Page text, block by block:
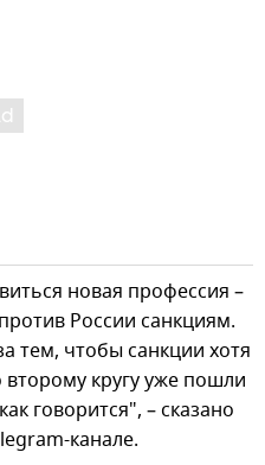
новая профессия –
России санкциям.
тем, чтобы санкции хотя
кругу уже пошли
говорится", – сказано
канале.